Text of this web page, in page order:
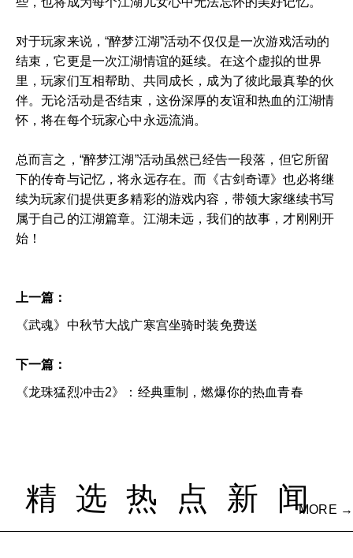
对于玩家来说，“醉梦江湖”活动不仅仅是一次游戏活动的
结束，它更是一次江湖情谊的延续。在这个虚拟的世界
里，玩家们互相帮助、共同成长，成为了彼此最真挚的伙
伴。无论活动是否结束，这份深厚的友谊和热血的江湖情
怀，将在每个玩家心中永远流淌。
总而言之，“醉梦江湖”活动虽然已经告一段落，但它所留
下的传奇与记忆，将永远存在。而《古剑奇谭》也必将继
续为玩家们提供更多精彩的游戏内容，带领大家继续书写
属于自己的江湖篇章。江湖未远，我们的故事，才刚刚开
始！
上一篇：
《武魂》中秋节大战广寒宫坐骑时装免费送
下一篇：
《龙珠猛烈冲击2》：经典重制，燃爆你的热血青春
精选热点新闻
MORE →